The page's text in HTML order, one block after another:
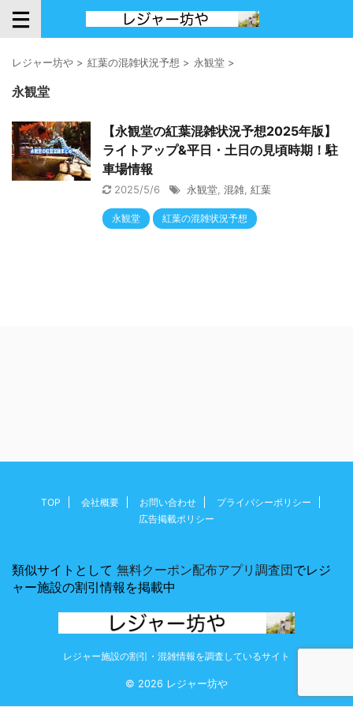
レジャー坊や > 紅葉の混雑状況予想 > 永観堂 >
永観堂
【永観堂の紅葉混雑状況予想2025年版】
ライトアップ&平日・土日の見頃時期！駐
車場情報
2025/5/6 永観堂 混雑 紅葉
永観堂 紅葉の混雑状況予想
TOP 会社概要 お問い合わせ
プライバシーポリシー
広告掲載ポリシー
類似サイトとして 無料クーポン配布アプリ調査団でレジ
ャー施設の割引情報を掲載中
レジャー施設の割引・混雑情報を調査しているサイト
© 2026 レジャー坊や